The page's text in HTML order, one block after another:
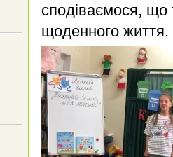
сподіваємося, що
щоденного життя.